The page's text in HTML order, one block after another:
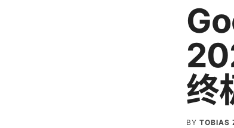
终
BY TOBIAS